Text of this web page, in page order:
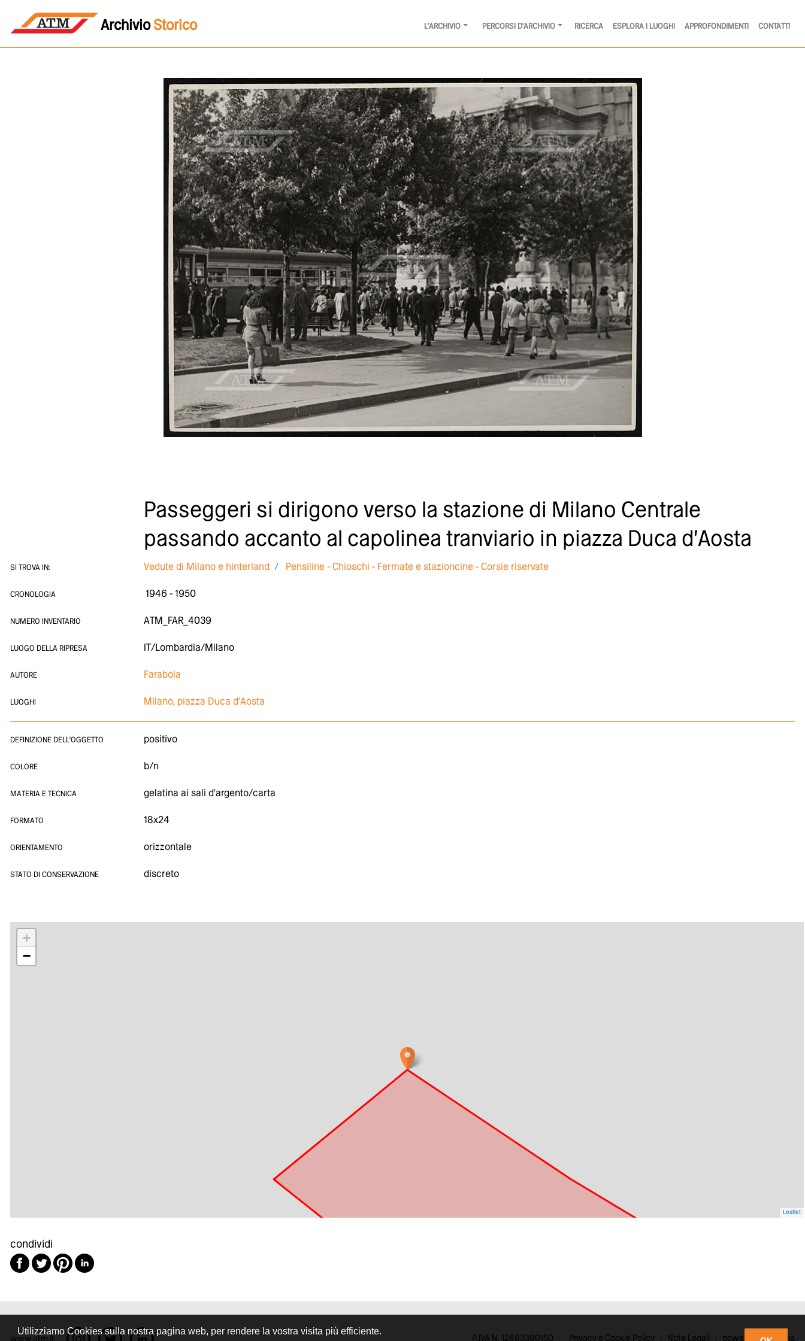
Utilizziamo Cookies sulla nostra pagina web, per rendere la vostra visita più efficiente.
Archivio Storico L'ARCHIVIO PERCORSI D'ARCHIVIO RICERCA ESPLORA I LUOGHI APPROFONDIMENTI CONTATTI
Passeggeri si dirigono verso la stazione di Milano Centrale
passando accanto al capolinea tranviario in piazza Duca d'Aosta
SI TROVA IN: Vedute di Milano e hinterland Pensiline - Chioschi - Fermate e stazioncine - Corsie riservate
CRONOLOGIA 1946 - 1950
NUMERO INVENTARIO ATM_FAR_4039
LUOGO DELLA RIPRESA IT/Lombardia/Milano
AUTORE Farabola
LUOGHI Milano, piazza Duca d'Aosta
DEFINIZIONE DELL'OGGETTO positivo
COLORE b/n
MATERIA E TECNICA gelatina ai sali d'argento/carta
FORMATO 18x24
ORIENTAMENTO orizzontale
STATO DI CONSERVAZIONE discreto
+
−
Leaflet
condividi
www.atm.it P.IVA N. 12883390150 Privacy e Cookie Policy Note Legali powered by xDams